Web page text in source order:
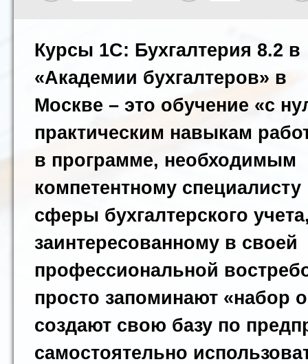
Курсы 1С: Бухгалтерия 8.2 в
«Академии бухгалтеров» в
Москве – это обучение «с
практическим навыкам
в программе, необходимым
компетентному специалисту
сферы бухгалтерского
заинтересованному в своей
профессиональной
просто запоминают «набор
создают свою базу по
самостоятельно